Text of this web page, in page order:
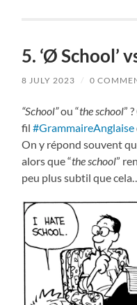
5. ‘Ø School’
8 JULY 2023 / 0
“School”ou “the school”
fil#GrammaireAnglaise
On y répond souvent
alors que “the school”
peu plus subtil que